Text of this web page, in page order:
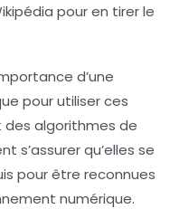
pour en tirer le
d’une
pour utiliser ces
des algorithmes de
s’assurer qu’elles se
pour être reconnues
numérique.